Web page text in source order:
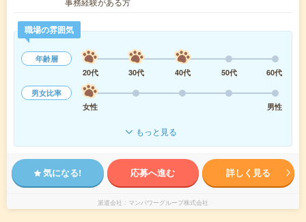
職場の雰囲気
年齢層
20代
30代 40代 50代
60代
男女比率
女性
男性
もっと見る
気になる! 応募へ進む 詳しく見る
派遣会社 マンパワーグループ株式会社